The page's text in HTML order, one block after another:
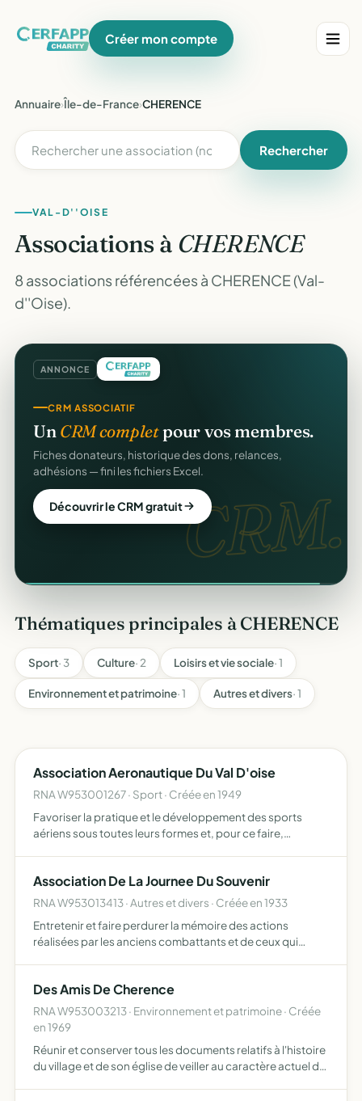
Créer mon compte
Annuaire›Île-de-France›CHERENCE
Rechercher
VAL-D''OISE
Associations à CHERENCE
8 associations référencées à CHERENCE (Val-
d''Oise).
ANNONCE
CRM.
CRM ASSOCIATIF
Un CRM completpour vos membres.
Fiches donateurs, historique des dons, relances,
adhésions — fini les fichiers Excel.
Découvrir le CRM gratuit
en ligne
Thématiques principales à CHERENCE
Sport· 3 Culture· 2 Loisirs et vie sociale· 1
Environnement et patrimoine· 1 Autres et divers· 1
Association Aeronautique Du Val D'oise
RNA W953001267 · Sport · Créée en 1949
Favoriser la pratique et le développement des sports
aériens sous toutes leurs formes et, pour ce faire,
Association De La Journee Du Souvenir
RNA W953013413 · Autres et divers · Créée en 1933
Entretenir et faire perdurer la mémoire des actions
réalisées par les anciens combattants et de ceux qui
Des Amis De Cherence
RNA W953003213 · Environnement et patrimoine · Créée
en 1969
Réunir et conserver tous les documents relatifs à l'histoire
du village et de son église de veiller au caractère actuel de